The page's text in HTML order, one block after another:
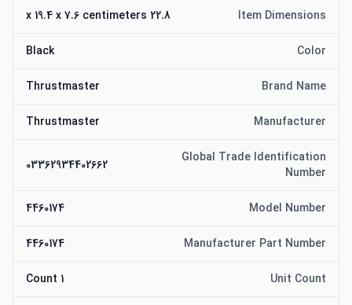
Item Dimensions
22.8 x 19.4 x 7.6 centimeters
Color
Black
Brand Name
Thrustmaster
Manufacturer
Thrustmaster
Global Trade Identification
Number
03362934402662
Model Number
4460174
Manufacturer Part Number
4460174
Unit Count
1 Count